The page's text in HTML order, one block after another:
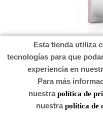
PANTY
Esta tienda utiliza
tecnologías para que
experiencia en
Para más
nuestrapolítica de
nuestrapolítica de